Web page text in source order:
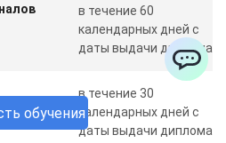
обучения
в течение 60
календарных дней с
даты выдачи диплома
в течение 30
календарных дней с
даты выдачи диплома